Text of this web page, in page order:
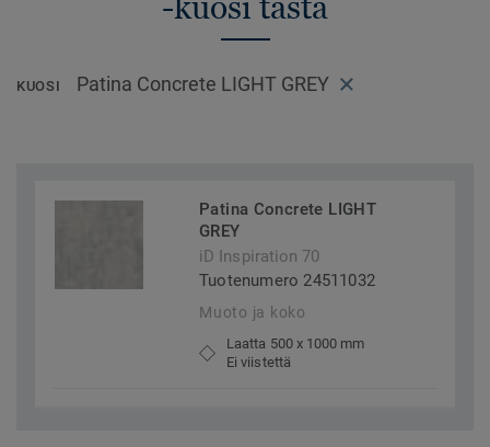
KUOSI Patina Concrete LIGHT GREY
Patina Concrete LIGHT
GREY
iD Inspiration 70
Tuotenumero 24511032
Muoto ja koko
Laatta 500 x 1000 mm
Ei viistettä